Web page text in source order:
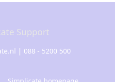
| 088 - 5200 500